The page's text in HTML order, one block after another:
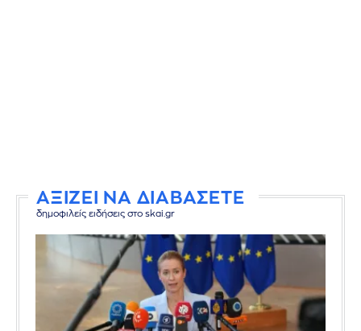
ΑΞΙΖΕΙ ΝΑ ΔΙΑΒΑΣΕΤΕ
δημοφιλείς ειδήσεις στο skai.gr